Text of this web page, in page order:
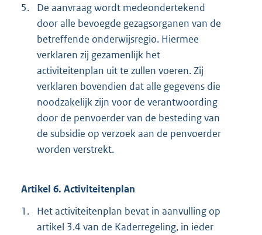
5.
De aanvraag wordt medeondertekend
door alle bevoegde gezagsorganen van de
betreffende onderwijsregio. Hiermee
verklaren zij gezamenlijk het
activiteitenplan uit te zullen voeren. Zij
verklaren bovendien dat alle gegevens die
noodzakelijk zijn voor de verantwoording
door de penvoerder van de besteding van
de subsidie op verzoek aan de penvoerder
worden verstrekt.
Artikel 6. Activiteitenplan
1.
Het activiteitenplan bevat in aanvulling op
artikel 3.4 van de Kaderregeling, in ieder